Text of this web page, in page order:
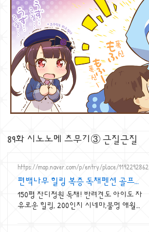
89화 시노노메 츠무기③ 근질근질
https://map.naver.com/p/entry/place/1192292862
편백나무 힐링 복층 독채펜션 골프여
행 최적! 곽지해변근처
150평 잔디정원 독채! 반려견도 아이도 자
유로운 힐링, 200인치 시네마,불멍 애월